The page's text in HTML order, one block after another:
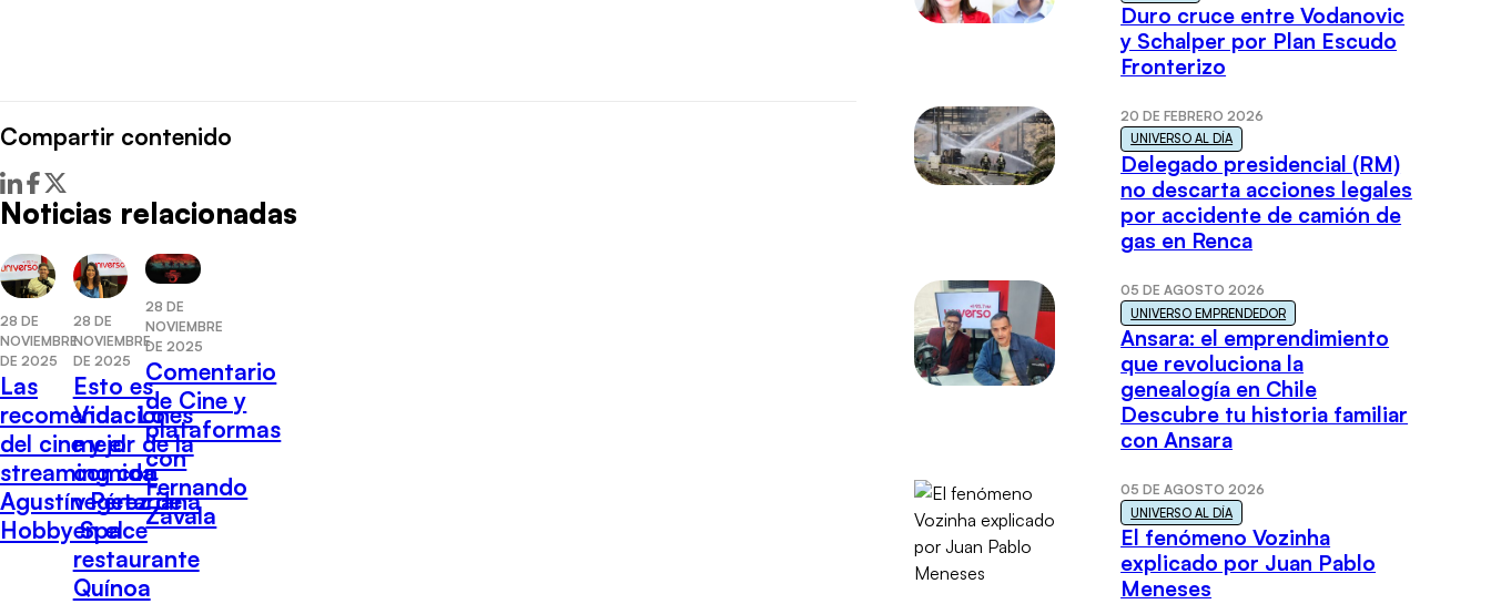
Compartir contenido
Noticias relacionadas
28 DE
NOVIEMBRE
DE 2025
Las
recomendaciones
del cine y el
streaming con
Agustín Pérez de
Hobby Space
28 DE
NOVIEMBRE
DE 2025
Esto es
Vida: Lo
mejor de la
comida
vegetariana
en el
restaurante
Quínoa
28 DE
NOVIEMBRE
DE 2025
Comentario
de Cine y
plataformas
con
Fernando
Zavala
Duro cruce entre Vodanovic
y Schalper por Plan Escudo
Fronterizo
20 DE FEBRERO 2026
UNIVERSO AL DÍA
Delegado presidencial (RM)
no descarta acciones legales
por accidente de camión de
gas en Renca
05 DE AGOSTO 2026
UNIVERSO EMPRENDEDOR
Ansara: el emprendimiento
que revoluciona la
genealogía en Chile
Descubre tu historia familiar
con Ansara
05 DE AGOSTO 2026
UNIVERSO AL DÍA
El fenómeno Vozinha
explicado por Juan Pablo
Meneses